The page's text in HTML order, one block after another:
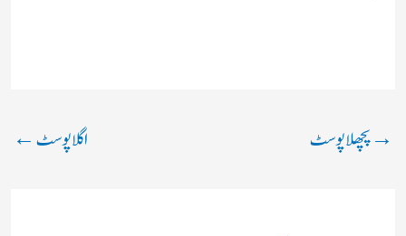
→پچھلا پوسٹ اگلا پوسٹ←